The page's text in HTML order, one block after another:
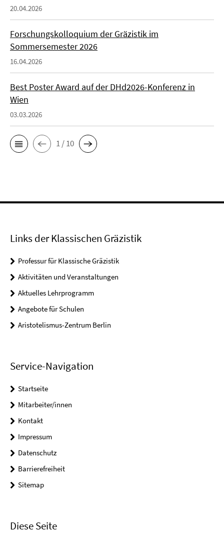
20.04.2026
Forschungskolloquium der Gräzistik im
Sommersemester 2026
16.04.2026
Best Poster Award auf der DHd2026-Konferenz in
Wien
03.03.2026
1 / 10
Links der Klassischen Gräzistik
Professur für Klassische Gräzistik
Aktivitäten und Veranstaltungen
Aktuelles Lehrprogramm
Angebote für Schulen
Aristotelismus-Zentrum Berlin
Service-Navigation
Startseite
Mitarbeiter/innen
Kontakt
Impressum
Datenschutz
Barrierefreiheit
Sitemap
Diese Seite